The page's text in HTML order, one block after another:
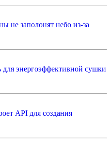
не заполонят небо из-за
для энергоэффективной сушки
API для создания